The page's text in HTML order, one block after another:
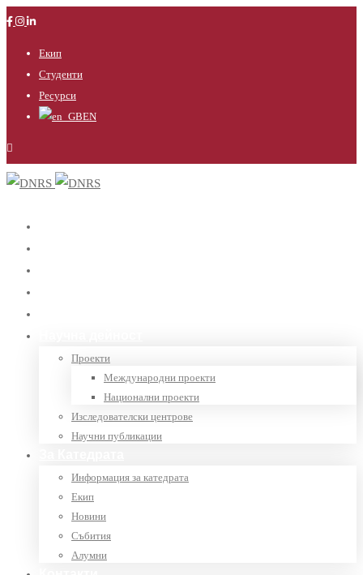
Екип
Студенти
Ресурси
EN
Проекти
Международни проекти
Национални проекти
Изследователски центрове
Научни публикации
Информация за катедрата
Екип
Новини
Събития
Алумни